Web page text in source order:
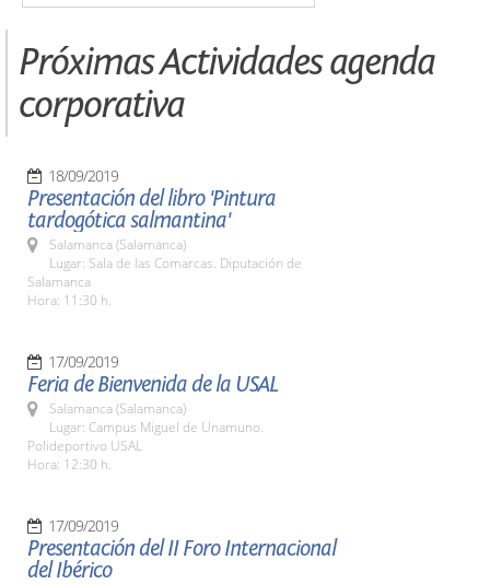
Próximas Actividades agenda
corporativa
18/09/2019
Presentación del libro 'Pintura
tardogótica salmantina'
Salamanca (Salamanca)
Lugar: Sala de las Comarcas. Diputación de
Salamanca
Hora: 11:30 h.
17/09/2019
Feria de Bienvenida de la USAL
Salamanca (Salamanca)
Lugar: Campus Miguel de Unamuno.
Polideportivo USAL
Hora: 12:30 h.
17/09/2019
Presentación del II Foro Internacional
del Ibérico